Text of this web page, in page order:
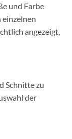
und Farbe
einzelnen
angezeigt,
Schnitte zu
der